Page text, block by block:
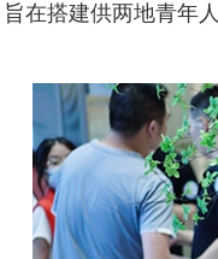
在搭建供两地青年